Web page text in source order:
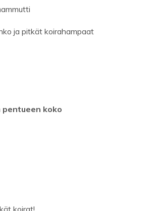
ja pitkät koirahampaat
pentueen koko